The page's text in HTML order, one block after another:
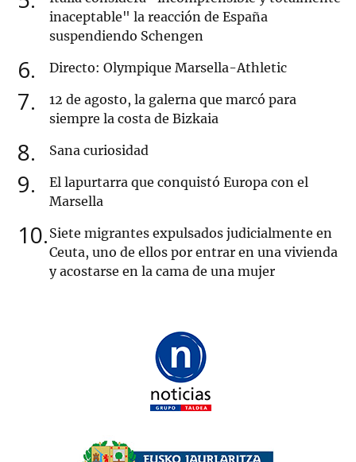
inaceptable" la reacción de España
suspendiendo Schengen
6 Directo: Olympique Marsella-Athletic
7
12 de agosto, la galerna que marcó para
siempre la costa de Bizkaia
8 Sana curiosidad
9
El lapurtarra que conquistó Europa con el
Marsella
10 Siete migrantes expulsados judicialmente en
Ceuta, uno de ellos por entrar en una vivienda
y acostarse en la cama de una mujer